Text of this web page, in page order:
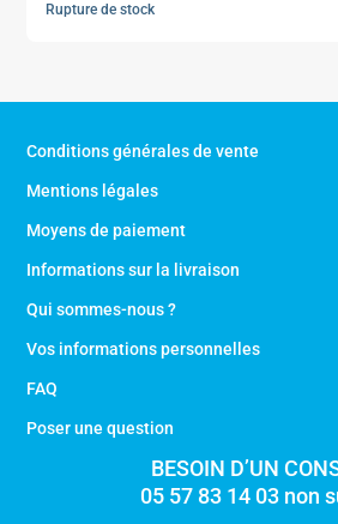
Rupture de stock
Conditions générales de vente
Mentions légales
Moyens de paiement
Informations sur la livraison
Qui sommes-nous ?
Vos informations personnelles
FAQ
Poser une question
BESOIN D’UN
05 57 83 14 03 non